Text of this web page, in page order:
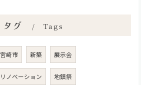
タグ Tags
宮崎市 新築 展示会
リノベーション 地鎮祭